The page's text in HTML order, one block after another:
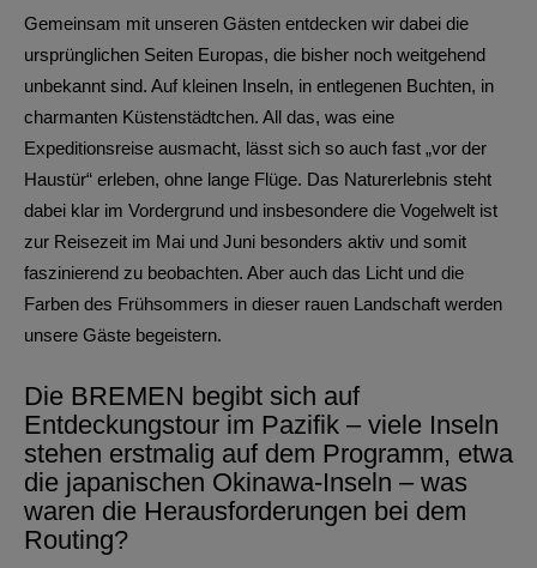
Gemeinsam mit unseren Gästen entdecken wir dabei die
ursprünglichen Seiten Europas, die bisher noch weitgehend
unbekannt sind. Auf kleinen Inseln, in entlegenen Buchten, in
charmanten Küstenstädtchen. All das, was eine
Expeditionsreise ausmacht, lässt sich so auch fast „vor der
Haustür“ erleben, ohne lange Flüge. Das Naturerlebnis steht
dabei klar im Vordergrund und insbesondere die Vogelwelt ist
zur Reisezeit im Mai und Juni besonders aktiv und somit
faszinierend zu beobachten. Aber auch das Licht und die
Farben des Frühsommers in dieser rauen Landschaft werden
unsere Gäste begeistern.
Die BREMEN begibt sich auf
Entdeckungstour im Pazifik – viele Inseln
stehen erstmalig auf dem Programm, etwa
die japanischen Okinawa-Inseln – was
waren die Herausforderungen bei dem
Routing?